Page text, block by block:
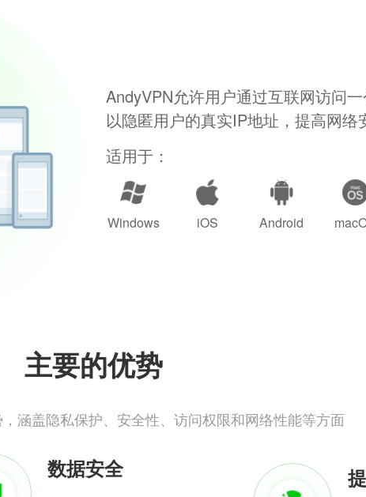
AndyVPN允许用户通过互联网访问
以隐匿用户的真实IP地址，提高网络
适用于：
Windows iOS Android
主要的优势
涵盖隐私保护、安全性、访问权限和网络性能等方面
数据安全